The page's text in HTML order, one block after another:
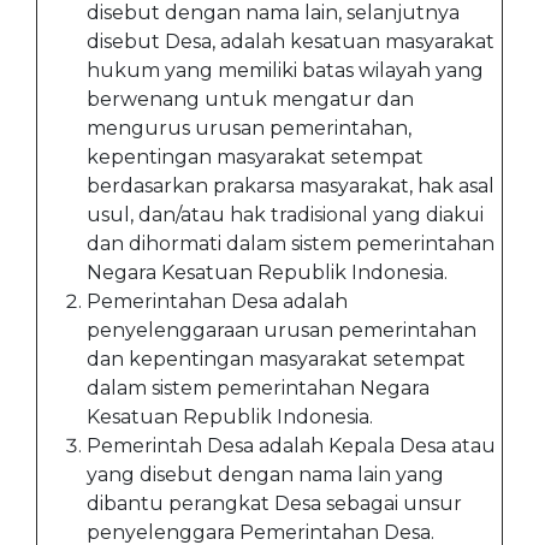
disebut dengan nama lain, selanjutnya
disebut Desa, adalah kesatuan masyarakat
hukum yang memiliki batas wilayah yang
berwenang untuk mengatur dan
mengurus urusan pemerintahan,
kepentingan masyarakat setempat
berdasarkan prakarsa masyarakat, hak asal
usul, dan/atau hak tradisional yang diakui
dan dihormati dalam sistem pemerintahan
Negara Kesatuan Republik Indonesia.
Pemerintahan Desa adalah
penyelenggaraan urusan pemerintahan
dan kepentingan masyarakat setempat
dalam sistem pemerintahan Negara
Kesatuan Republik Indonesia.
Pemerintah Desa adalah Kepala Desa atau
yang disebut dengan nama lain yang
dibantu perangkat Desa sebagai unsur
penyelenggara Pemerintahan Desa.